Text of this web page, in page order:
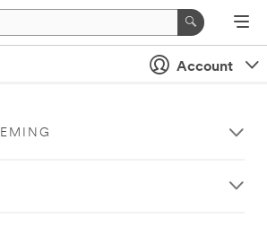
Account